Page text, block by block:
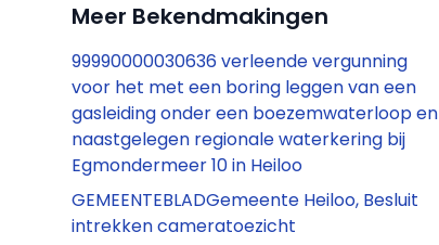
Meer Bekendmakingen
99990000030636 verleende vergunning
voor het met een boring leggen van een
gasleiding onder een boezemwaterloop en
naastgelegen regionale waterkering bij
Egmondermeer 10 in Heiloo
GEMEENTEBLADGemeente Heiloo, Besluit
intrekken cameratoezicht